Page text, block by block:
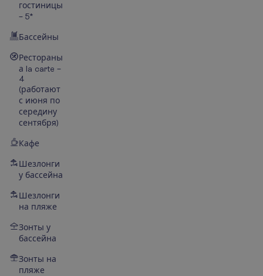
гостиницы
– 5*
Бассейны
Рестораны
а la carte –
4
(работают
с июня по
середину
сентября)
Кафе
Шезлонги
у бассейна
Шезлонги
на пляже
Зонты у
бассейна
Зонты на
пляже